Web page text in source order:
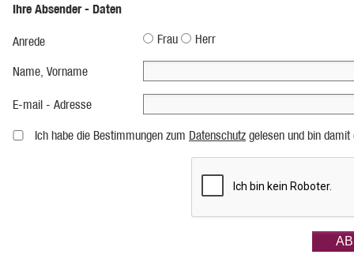
Ihre Absender - Daten
Anrede Frau Herr
Name, Vorname
E-mail - Adresse
Ich habe die Bestimmungen zum Datenschutz gelesen und bin